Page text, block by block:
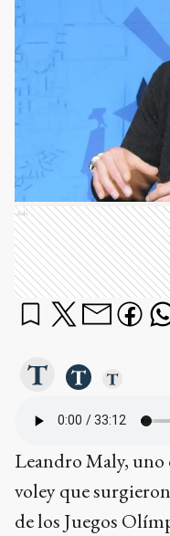
Ads
Leandro Maly, uno
voley que
de los Juegos